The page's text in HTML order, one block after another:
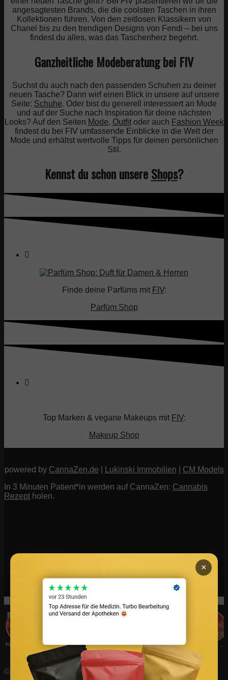
angesagtesten Brands, die die coolsten Taschen in ihren
Kollektionen führen. Von den zeitlosen Klassikern von
Chanel bis zu den trendigen Designs von Fendi – bei uns
findest du alles, was das Taschenherz begehrt.
Ganzheitliche Modeberatung bei FIV
Suchst du auch nach den passenden Schuhen zu deiner
neuen Tasche? Dann wirf einen Blick in unsere auf unsere
Seite: Schuhe. Oder bist du generell interessiert an Mode
und auf der Suche nach Inspiration für deine nächsten
Looks? Auf den Seiten Mode, Outfitoder auch Fashion Week
findest du bei FIV umfassende Einblicke in die Welt der
Mode und erhältst wertvolle Tipps für deinen persönlichen
Stil.
Kennst du schon unsereShops?
Finde deine Parfüms mit FIV:
Parfüm Shop
Top Marken & vegane Makeups mit FIV:
Makeup Shop
powered by CannaZen.de Lukinski Immobilien
CM Models
In 3 Minuten Patient*in werden auf CannaZen: Cannabis
Rezept holen.
Cannabis Sorten: OG Interview Fashion Brand Quiz Beauty
© FIV Magazine | Impressum| Alle Rechte vorbehalten.
×